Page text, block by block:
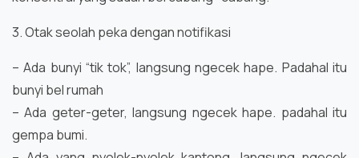
3. Otak seolah peka dengan notifikasi
– Ada bunyi “tik tok”, langsung ngecek hape. Padahal itu
bunyi bel rumah
– Ada geter-geter, langsung ngecek hape. padahal itu
gempa bumi.